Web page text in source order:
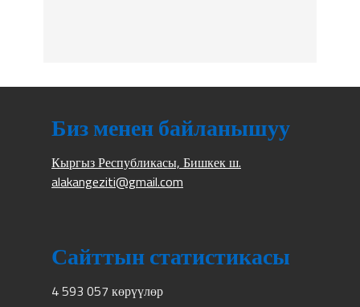
Биз менен байланышуу
Кыргыз Республикасы, Бишкек ш.
alakangeziti@gmail.com
Сайттын статистикасы
4 593 057 көрүүлөр